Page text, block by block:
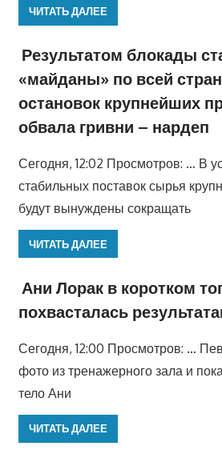
ЧИТАТЬ ДАЛЕЕ
Результатом блокады
«майданы» по всей
остановок крупнейших
обвала гривни – нардеп
Сегодня, 12:02 Просмотров: … В
стабильных поставок сырья
будут вынуждены сокращать
ЧИТАТЬ ДАЛЕЕ
Ани Лорак в коротком
похвасталась
Сегодня, 12:00 Просмотров: …
фото из тренажерного зала и
тело Ани
ЧИТАТЬ ДАЛЕЕ